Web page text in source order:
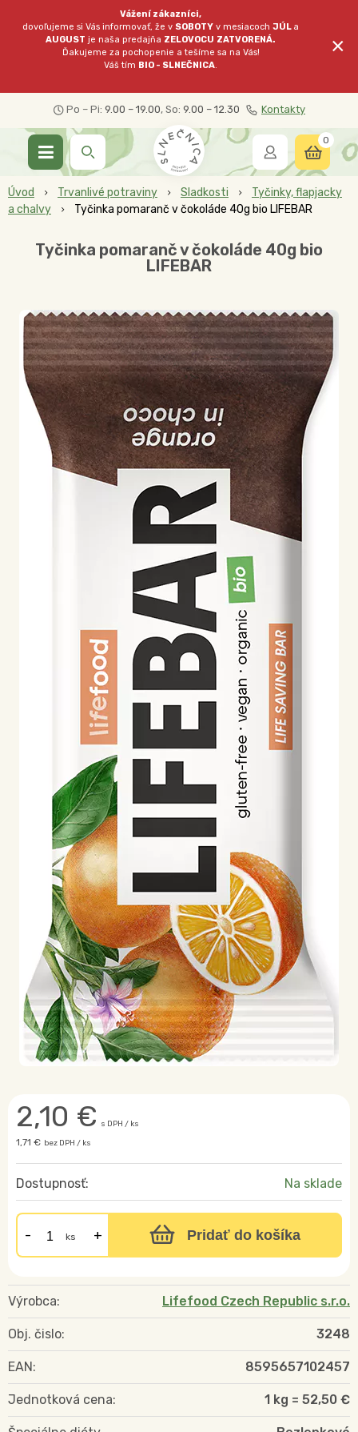
Vážení zákazníci,
dovoľujeme si Vás informovať, že v SOBOTY v mesiacochJÚL a
AUGUST je naša predajňa ZELOVOCU ZATVORENÁ.
Ďakujeme za pochopenie a tešíme sa na Vás!
Váš tím BIO - SLNEČNICA.
×
Po – Pi: 9.00 – 19.00, So: 9.00 – 12.30 Kontakty
0
Úvod Trvanlivé potraviny Sladkosti
Tyčinky, flapjacky
a chalvy
Tyčinka pomaranč v čokoláde 40g bio LIFEBAR
Tyčinka pomaranč v čokoláde 40g bio
LIFEBAR
2,10 € s DPH / ks
1,71 € bez DPH / ks
Dostupnosť: Na sklade
ks Pridať do košíka
Výrobca: Lifefood Czech Republic s.r.o.
Obj. čislo: 3248
EAN: 8595657102457
Jednotková cena: 1 kg = 52,50 €